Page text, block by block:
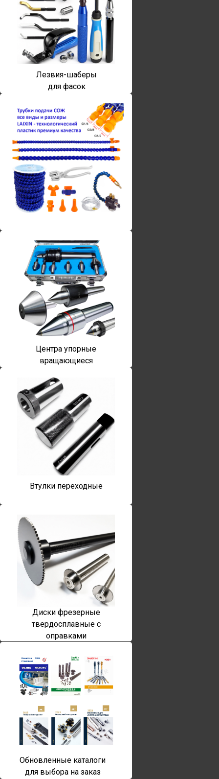
Лезвия-шаберы
для фасок
Винты torx
Центра упорные
вращающиеся
Втулки переходные
Диски фрезерные
твердосплавные с
оправками
Обновленные каталоги
для выбора на заказ